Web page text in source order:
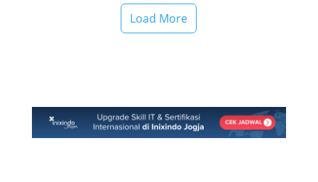
Melalui pendekatan pembelajaran yang sangat
praktis, Anda akan mengembangkan kompetensi
mengidentifikasi skala dan dampak sebuah
insiden. Menerapkan Teknik Containment,
Eradication, dan Recovery yang efektif untuk
Load More